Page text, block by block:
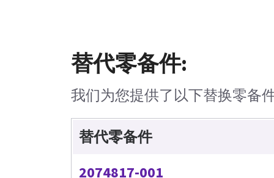
替代零备件:
我们为您提供了以下替换零备
替代零备件
2074817-001